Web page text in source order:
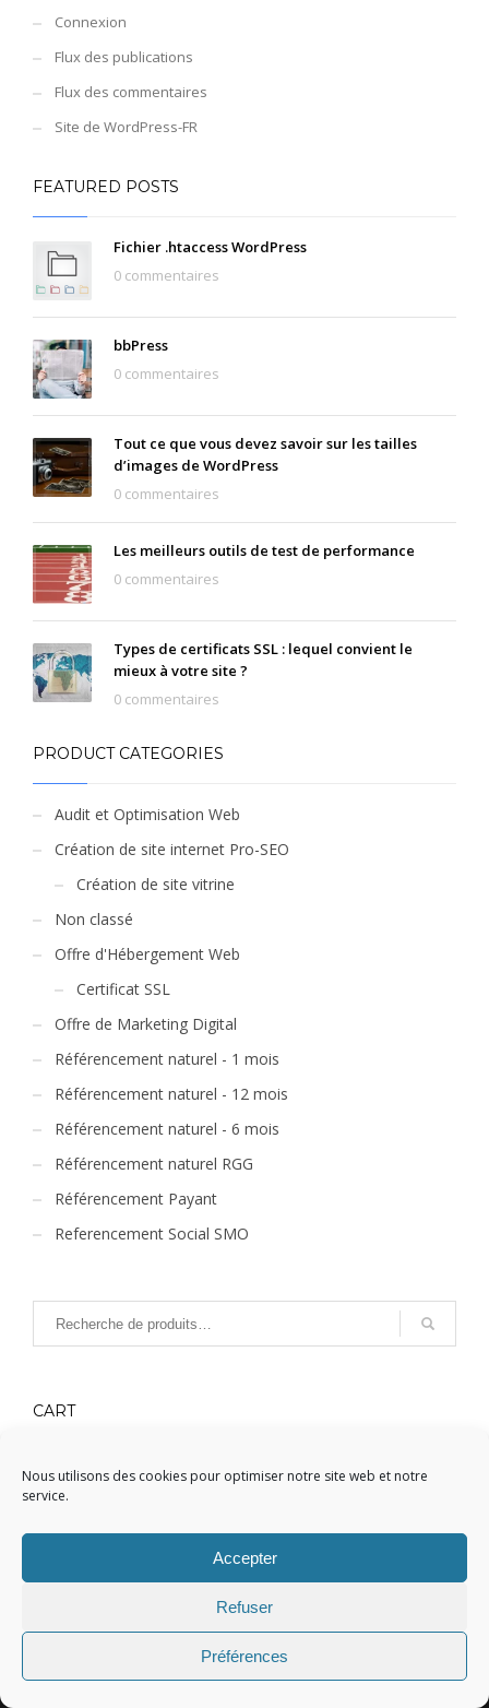
Nous utilisons des cookies pour optimiser notre site web et notre
service.
Accepter
Refuser
Préférences
Connexion
Flux des publications
Flux des commentaires
Site de WordPress-FR
FEATURED POSTS
Fichier .htaccess WordPress
0 commentaires
bbPress
0 commentaires
Tout ce que vous devez savoir sur les tailles
d’images de WordPress
0 commentaires
Les meilleurs outils de test de performance
0 commentaires
Types de certificats SSL : lequel convient le
mieux à votre site ?
0 commentaires
PRODUCT CATEGORIES
Audit et Optimisation Web
Création de site internet Pro-SEO
Création de site vitrine
Non classé
Offre d'Hébergement Web
Certificat SSL
Offre de Marketing Digital
Référencement naturel - 1 mois
Référencement naturel - 12 mois
Référencement naturel - 6 mois
Référencement naturel RGG
Référencement Payant
Referencement Social SMO
CART
Votre panier est vide.
REFERENCEMENT GOOGLE,
Votre partenaire de
référencement web !